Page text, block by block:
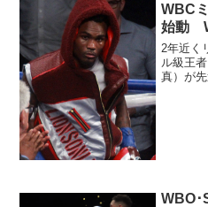
WBC
始動
2年近く
ル級王
真）が
WBO･